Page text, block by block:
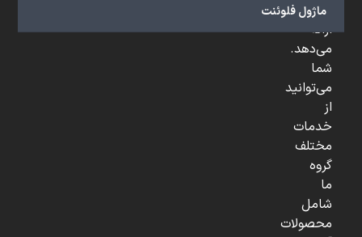
ماژول فلوئنت
...
ارائه
می‌دهد.
شما
می‌توانید
از
خدمات
مختلف
گروه
ما
شامل
محصولات